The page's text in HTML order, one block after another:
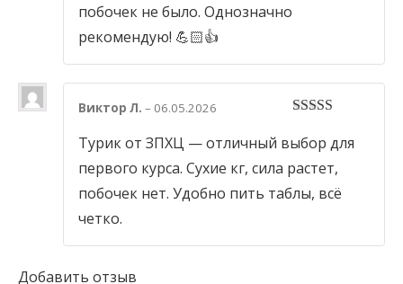
побочек не было. Однозначно
рекомендую! 💪🏻👍
Виктор Л. – 06.05.2026
Турик от ЗПХЦ — отличный выбор для
первого курса. Сухие кг, сила растет,
побочек нет. Удобно пить таблы, всё
четко.
Добавить отзыв